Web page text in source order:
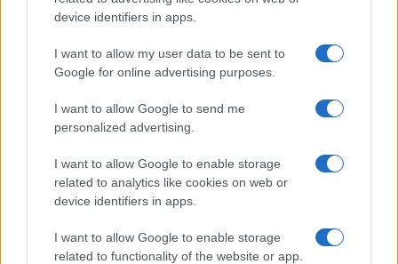
device identifiers in apps.
I want to allow my user data to be sent to
Google for online advertising purposes.
I want to allow Google to send me
personalized advertising.
I want to allow Google to enable storage
related to analytics like cookies on web or
device identifiers in apps.
I want to allow Google to enable storage
related to functionality of the website or app.